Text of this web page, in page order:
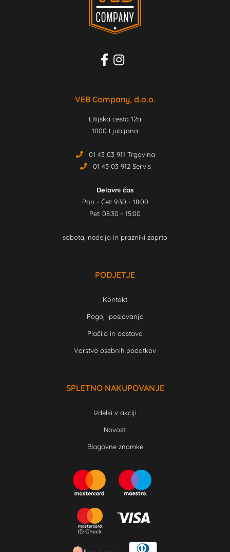
VEB Company, d.o.o.
Litijska cesta 12a
1000 Ljubljana
01 43 03 911 Trgovina
01 43 03 912 Servis
Delovni čas
Pon - Čet: 9:30 - 18:00
Pet: 08:30 - 15:00
sobota, nedelja in prazniki zaprto
PODJETJE
Kontakt
Pogoji poslovanja
Plačilo in dostava
Varstvo osebnih podatkov
SPLETNO NAKUPOVANJE
Izdelki v akciji
Novosti
Blagovne znamke